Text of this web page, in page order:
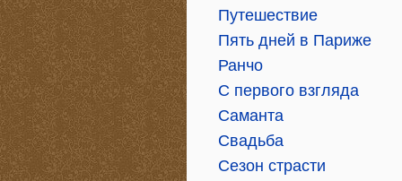
Путешествие
Пять дней в Париже
Ранчо
С первого взгляда
Саманта
Свадьба
Сезон страсти